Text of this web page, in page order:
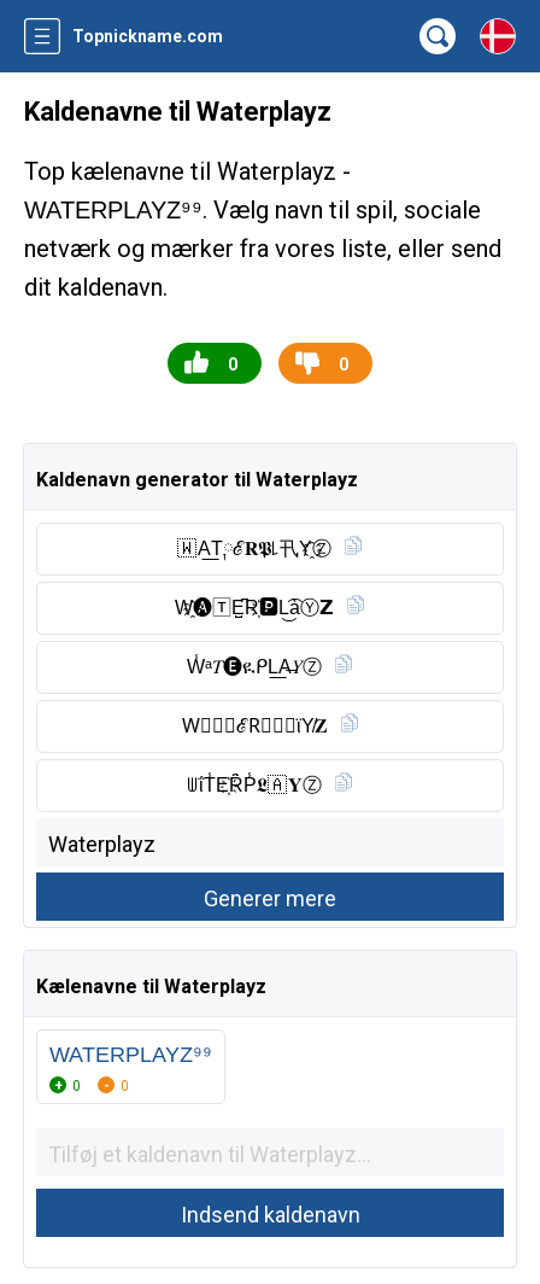
Topnickname.com
Kaldenavne til Waterplayz
Top kælenavne til Waterplayz -
WATERPLAYZ⁹⁹. Vælg navn til spil, sociale
netværk og mærker fra vores liste, eller send
dit kaldenavn.
0 0
Kaldenavn generator til Waterplayz
🇼 A͟T༙ℰ𝐑𝕻꒒卂Y҈Ⓩ︎
W҈🅐︎🅃E̺͆R҉🅿︎L͜͡àⓎ︎𝗭
W̾ᵃ𝑇🅔︎ዪᑭL͟A̶𝑌Ⓩ︎
W⃠𝘈𝑇ℰR⃠🄿🅻︎ϊY̸𝐙
ꅐΐT̾E҉Ȓ̈P̾𝕷🇦 𝐘Ⓩ︎
Kælenavne til Waterplayz
WATERPLAYZ⁹⁹
0 0